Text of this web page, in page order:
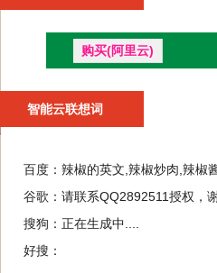
购买(阿里云)
智能云联想词
百度： 辣椒的英文,辣椒炒肉,辣椒
谷歌： 请联系QQ2892511授权，
搜狗： 正在生成中....
好搜：